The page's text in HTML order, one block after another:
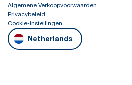
Algemene Verkoopvoorwaarden
Privacybeleid
Cookie-instellingen
Netherlands